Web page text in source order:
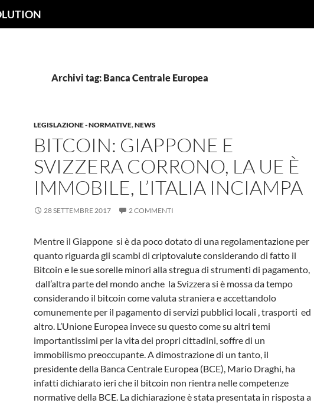
Archivi tag: Banca Centrale Europea
LEGISLAZIONE - NORMATIVE,NEWS
BITCOIN: GIAPPONE E
SVIZZERA CORRONO, LA UE È
IMMOBILE, L’ITALIA INCIAMPA
28 SETTEMBRE 2017 2 COMMENTI
Mentre il Giappone si è da poco dotato di una regolamentazione per
quanto riguarda gli scambi di criptovalute considerando di fatto il
Bitcoin e le sue sorelle minori alla stregua di strumenti di pagamento,
dall’altra parte del mondo anche la Svizzera si è mossa da tempo
considerando il bitcoin come valuta straniera e accettandolo
comunemente per il pagamento di servizi pubblici locali , trasporti ed
altro. L’Unione Europea invece su questo come su altri temi
importantissimi per la vita dei propri cittadini, soffre di un
immobilismo preoccupante. A dimostrazione di un tanto, il
presidente della Banca Centrale Europea (BCE), Mario Draghi, ha
infatti dichiarato ieri che il bitcoin non rientra nelle competenze
normative della BCE. La dichiarazione è stata presentata in risposta a